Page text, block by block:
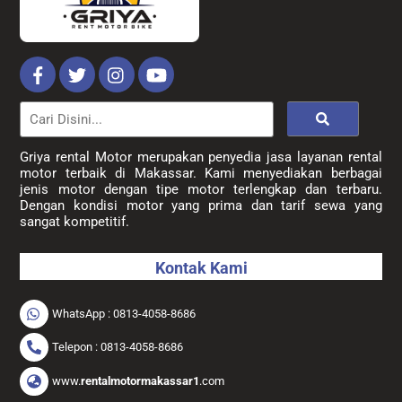
Griya rental Motor merupakan penyedia jasa layanan rental
motor terbaik di Makassar. Kami menyediakan berbagai
jenis motor dengan tipe motor terlengkap dan terbaru.
Dengan kondisi motor yang prima dan tarif sewa yang
sangat kompetitif.
Kontak Kami
WhatsApp : 0813-4058-8686
Telepon : 0813-4058-8686
www.rentalmotormakassar1 .com